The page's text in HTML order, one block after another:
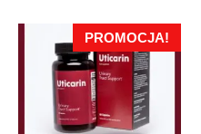
PROMOCJA!